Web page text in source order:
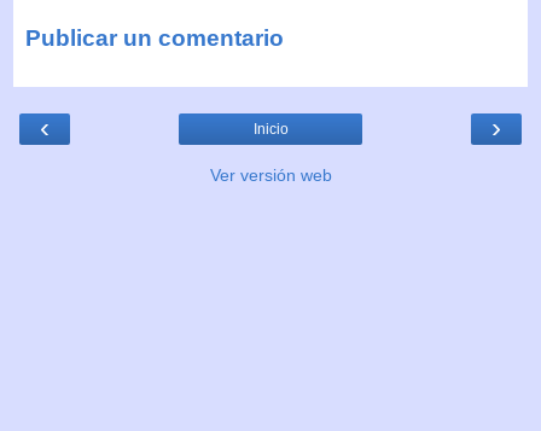
Publicar un comentario
‹ ›
Inicio
Ver versión web